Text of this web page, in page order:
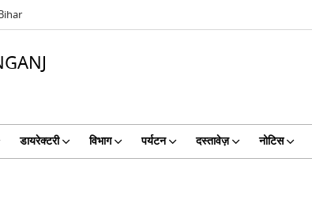
डायरेक्टरी विभाग पर्यटन दस्तावेज़ नोटिस